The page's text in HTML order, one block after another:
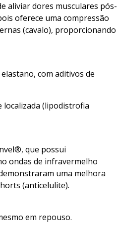
aliviar dores musculares pós-
oferece uma compressão
(cavalo), proporcionando
com aditivos de
localizada (lipodistrofia
que possui
ondas de infravermelho
uma melhora
(anticelulite).
em repouso.